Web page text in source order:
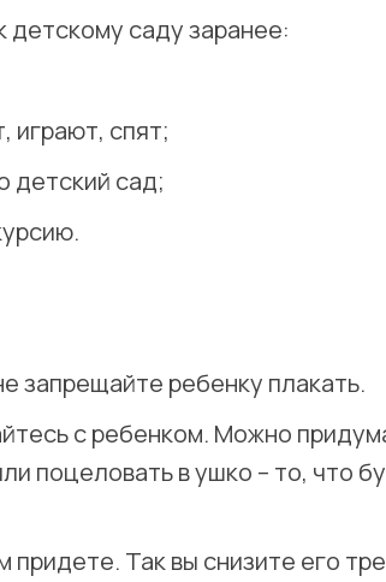
саду заранее:
играют, спят;
детский сад;
запрещайте ребенку плакать.
с ребенком. Можно
поцеловать в ушко – то, что
придете. Так вы снизите его